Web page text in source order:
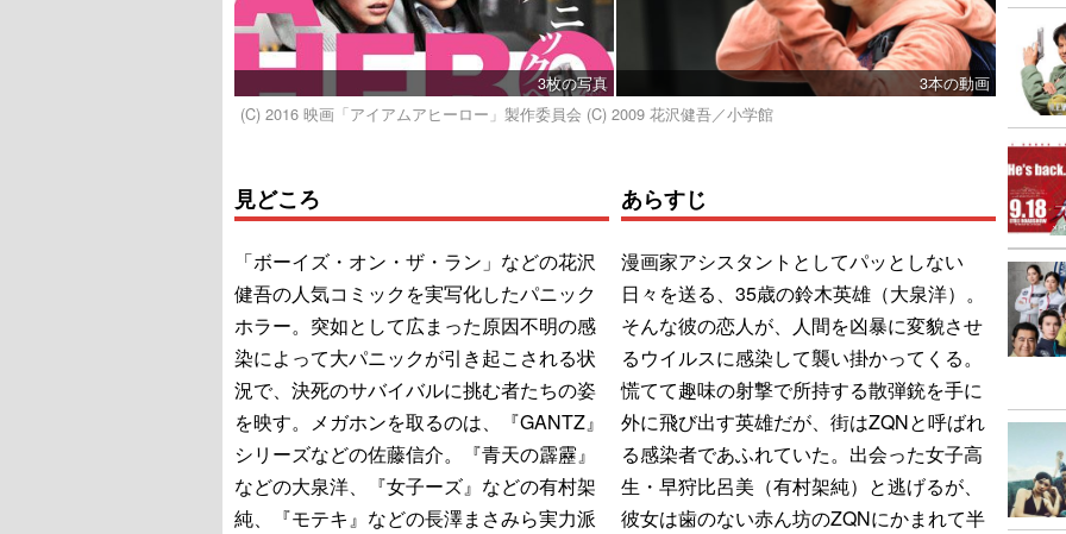
3枚の写真
3本の動画
(C) 2016 映画「アイアムアヒーロー」製作委員会 (C) 2009 花沢健吾／小学館
見どころ
「ボーイズ・オン・ザ・ラン」などの花沢
健吾の人気コミックを実写化したパニック
ホラー。突如として広まった原因不明の感
染によって大パニックが引き起こされる状
況で、決死のサバイバルに挑む者たちの姿
を映す。メガホンを取るのは、『GANTZ』
シリーズなどの佐藤信介。『青天の霹靂』
などの大泉洋、『女子ーズ』などの有村架
純、『モテキ』などの長澤まさみら実力派
あらすじ
漫画家アシスタントとしてパッとしない
日々を送る、35歳の鈴木英雄（大泉洋）。
そんな彼の恋人が、人間を凶暴に変貌させ
るウイルスに感染して襲い掛かってくる。
慌てて趣味の射撃で所持する散弾銃を手に
外に飛び出す英雄だが、街はZQNと呼ばれ
る感染者であふれていた。出会った女子高
生・早狩比呂美（有村架純）と逃げるが、
彼女は歯のない赤ん坊のZQNにかまれて半